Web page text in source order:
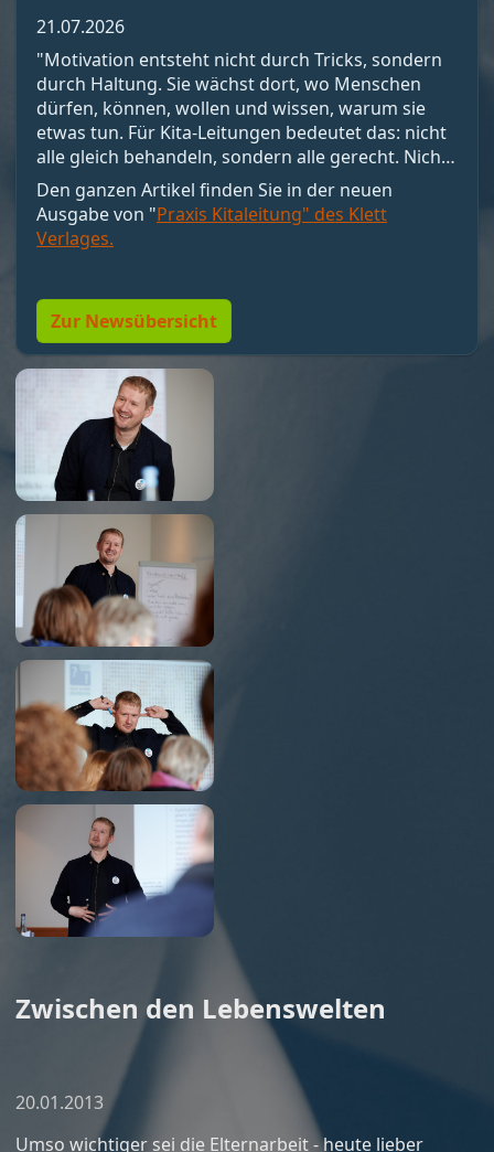
21.07.2026
"Motivation entsteht nicht durch Tricks, sondern
durch Haltung. Sie wächst dort, wo Menschen
dürfen, können, wollen und wissen, warum sie
etwas tun. Für Kita-Leitungen bedeutet das: nicht
alle gleich behandeln, sondern alle gerecht. Nicht
motivieren, sondern Bedingungen schaffen, unter
denen Motivation entstehen kann. Nicht loben,
sondern Resonanz geben. Und vor allem:
Menschen so führen, dass sie wollen dürfen."
Den ganzen Artikel finden Sie in der neuen
Ausgabe von "Praxis Kitaleitung" des Klett
Verlages.
Zur Newsübersicht
Zwischen den Lebenswelten
20.01.2013
Umso wichtiger sei die Elternarbeit - heute lieber